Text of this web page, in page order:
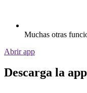
Muchas otras
Abrir app
Descarga la